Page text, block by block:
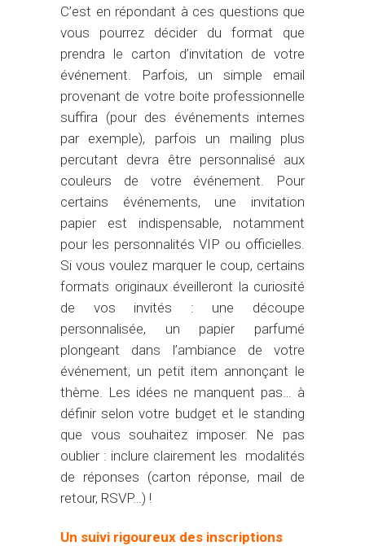
C’est en répondant à ces questions que
vous pourrez décider du format que
prendra le carton d’invitation de votre
événement. Parfois, un simple email
provenant de votre boite professionnelle
suffira (pour des événements internes
par exemple), parfois un mailing plus
percutant devra être personnalisé aux
couleurs de votre événement. Pour
certains événements, une invitation
papier est indispensable, notamment
pour les personnalités VIP ou officielles.
Si vous voulez marquer le coup, certains
formats originaux éveilleront la curiosité
de vos invités : une découpe
personnalisée, un papier parfumé
plongeant dans l’ambiance de votre
événement, un petit item annonçant le
thème. Les idées ne manquent pas… à
définir selon votre budget et le standing
que vous souhaitez imposer. Ne pas
oublier : inclure clairement les modalités
de réponses (carton réponse, mail de
retour, RSVP…) !
Un suivi rigoureux des inscriptions